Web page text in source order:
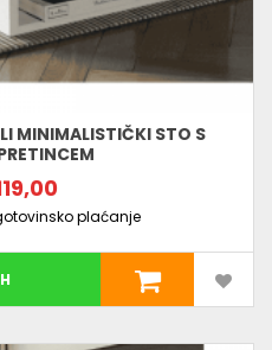
MINIMALISTIČKI STO S
plaćanje